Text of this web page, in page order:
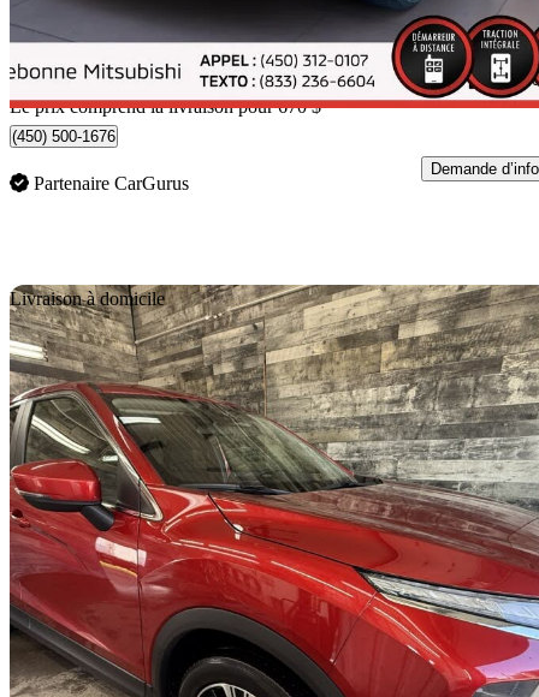
363 $/mois env.
Occasion
Livraison à domicile de Terrebonne, QC
Le prix comprend la livraison pour 670 $
(450) 500-1676
Partenaire CarGurus
Demande d’info
Livraison à domicile
2022 Mitsubishi Eclipse Cross